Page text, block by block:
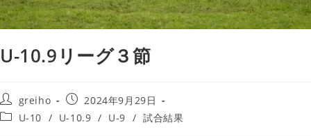
U-10.9リーグ３節
greiho
2024年9月29日
U-10 / U-10.9 / U-9 / 試合結果